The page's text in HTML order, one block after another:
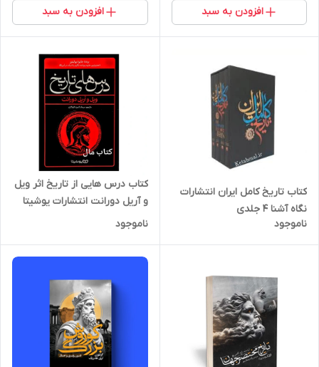
افزودن به سبد افزودن به سبد
کتاب تاریخ کامل ایران انتشارات
نگاه آشنا 4 جلدی
ناموجود
کتاب درس هایی از تاریخ اثر ویل
و آریل دورانت انتشارات یوشیتا
ناموجود